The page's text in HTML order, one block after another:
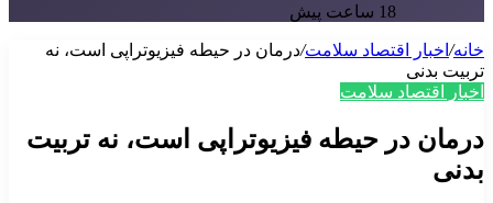
18 ساعت پیش
خانه/ اخبار اقتصاد سلامت/درمان در حیطه فیزیوتراپی است، نه
تربیت بدنی
اخبار اقتصاد سلامت
درمان در حیطه فیزیوتراپی است، نه تربیت
بدنی